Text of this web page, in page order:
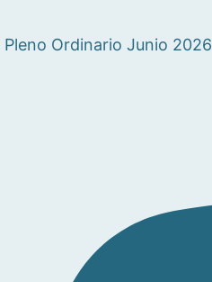
Pleno Ordinario Junio 2026